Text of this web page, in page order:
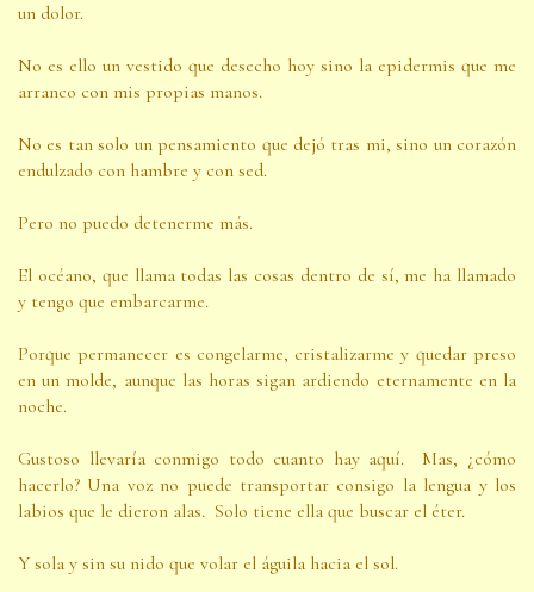
un dolor.
No es ello un vestido que desecho hoy sino la epidermis que me
arranco con mis propias manos.
No es tan solo un pensamiento que dejó tras mi, sino un corazón
endulzado con hambre y con sed.
Pero no puedo detenerme más.
El océano, que llama todas las cosas dentro de sí, me ha llamado
y tengo que embarcarme.
Porque permanecer es congelarme, cristalizarme y quedar preso
en un molde, aunque las horas sigan ardiendo eternamente en la
noche.
Gustoso llevaría conmigo todo cuanto hay aquí. Mas, ¿cómo
hacerlo? Una voz no puede transportar consigo la lengua y los
labios que le dieron alas. Solo tiene ella que buscar el éter.
Y sola y sin su nido que volar el águila hacia el sol.